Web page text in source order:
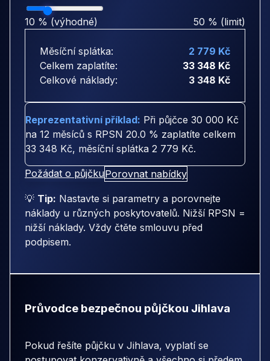
10 % (výhodné) 50 % (limit)
Měsíční splátka:
2 779 Kč
Celkem zaplatíte:
33 348 Kč
Celkové náklady:
3 348 Kč
Reprezentativní příklad: Při půjčce 30 000 Kč
na 12 měsíců s RPSN 20.0 % zaplatíte celkem
33 348 Kč, měsíční splátka 2 779 Kč.
Požádat o půjčkuPorovnat nabídky
💡 Tip: Nastavte si parametry a porovnejte
náklady u různých poskytovatelů. Nižší RPSN =
nižší náklady. Vždy čtěte smlouvu před
podpisem.
Průvodce bezpečnou půjčkou Jihlava
Pokud řešíte půjčku v Jihlava, vyplatí se